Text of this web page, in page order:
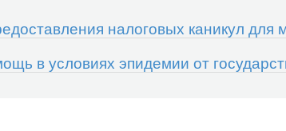
налоговых каникул для
в условиях эпидемии от